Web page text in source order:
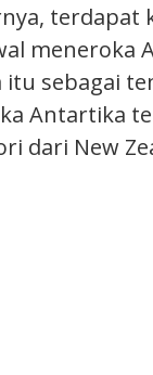
terdapat
meneroka
itu sebagai
Antartika
dari New